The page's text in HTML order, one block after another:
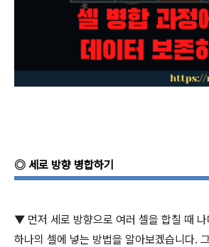
◎ 세로 방향 병합하기
▼ 먼저 세로 방향으로 여러 셀을 합칠 때
하나의 셀에 넣는 방법을 알아보겠습니다.